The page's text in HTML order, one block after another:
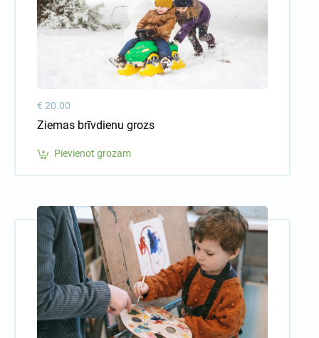
€ 20.00
Ziemas brīvdienu grozs
Pievienot grozam